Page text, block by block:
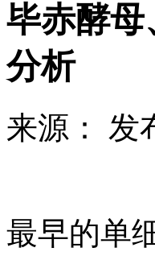
毕赤酵母
分析
来源： 发
最早的单